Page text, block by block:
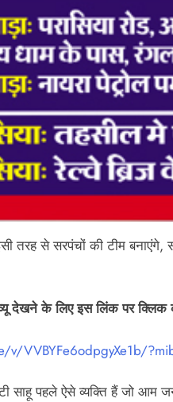
तरह से सरपंचों की टीम बनाएंगे,
देखने के लिए इस लिंक पर
VVBYFe6odpgyXe1b/
साहू पहले ऐसे व्यक्ति हैं जो आम